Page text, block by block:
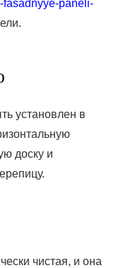
fasadnyye-paneli-
установлен в
доску и
чистая, и она